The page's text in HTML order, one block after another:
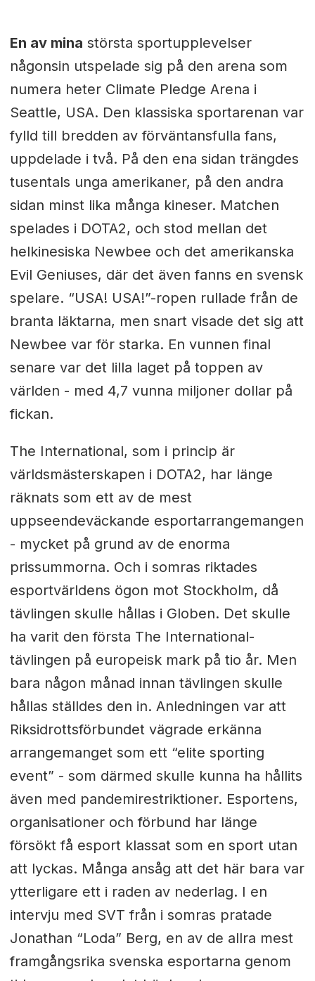
En av mina största sportupplevelser
någonsin utspelade sig på den arena som
numera heter Climate Pledge Arena i
Seattle, USA. Den klassiska sportarenan var
fylld till bredden av förväntansfulla fans,
uppdelade i två. På den ena sidan trängdes
tusentals unga amerikaner, på den andra
sidan minst lika många kineser. Matchen
spelades i DOTA2, och stod mellan det
helkinesiska Newbee och det amerikanska
Evil Geniuses, där det även fanns en svensk
spelare. “USA! USA!”-ropen rullade från de
branta läktarna, men snart visade det sig att
Newbee var för starka. En vunnen final
senare var det lilla laget på toppen av
världen - med 4,7 vunna miljoner dollar på
fickan.
The International, som i princip är
världsmästerskapen i DOTA2, har länge
räknats som ett av de mest
uppseendeväckande esportarrangemangen
- mycket på grund av de enorma
prissummorna. Och i somras riktades
esportvärldens ögon mot Stockholm, då
tävlingen skulle hållas i Globen. Det skulle
ha varit den första The International-
tävlingen på europeisk mark på tio år. Men
bara någon månad innan tävlingen skulle
hållas ställdes den in. Anledningen var att
Riksidrottsförbundet vägrade erkänna
arrangemanget som ett “elite sporting
event” - som därmed skulle kunna ha hållits
även med pandemirestriktioner. Esportens,
organisationer och förbund har länge
försökt få esport klassat som en sport utan
att lyckas. Många ansåg att det här bara var
ytterligare ett i raden av nederlag. I en
intervju med SVT från i somras pratade
Jonathan “Loda” Berg, en av de allra mest
framgångsrika svenska esportarna genom